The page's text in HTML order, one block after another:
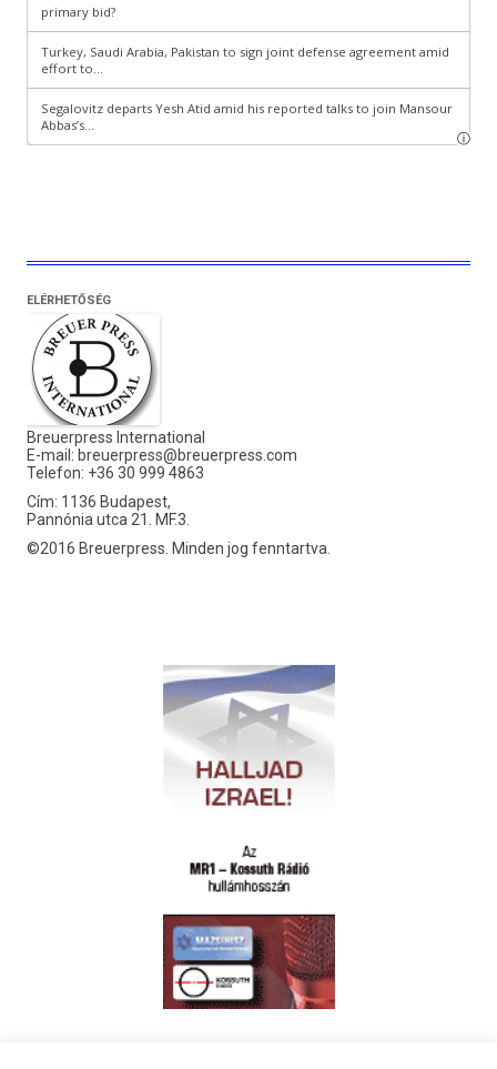
ELÉRHETŐSÉG
Breuerpress International
E-mail: breuerpress@breuerpress.com
Telefon: +36 30 999 4863
Cím: 1136 Budapest,
Pannónia utca 21. MF.3.
©2016 Breuerpress. Minden jog fenntartva.